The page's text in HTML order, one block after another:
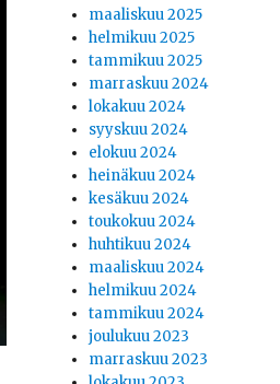
maaliskuu 2025
helmikuu 2025
tammikuu 2025
marraskuu 2024
lokakuu 2024
syyskuu 2024
elokuu 2024
heinäkuu 2024
kesäkuu 2024
toukokuu 2024
huhtikuu 2024
maaliskuu 2024
helmikuu 2024
tammikuu 2024
joulukuu 2023
marraskuu 2023